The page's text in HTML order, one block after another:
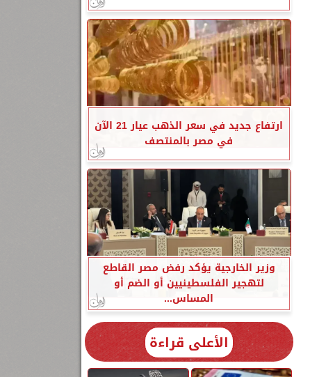
ارتفاع جديد في سعر الذهب عيار 21 الآن
في مصر بالمنتصف
وزير الخارجية يؤكد رفض مصر القاطع
لتهجير الفلسطينيين أو الضم أو
المساس...
الأعلى قراءة